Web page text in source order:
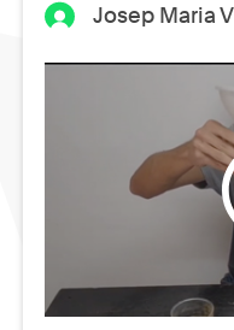
Josep Maria